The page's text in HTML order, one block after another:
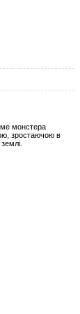
монстера
зростаючою в